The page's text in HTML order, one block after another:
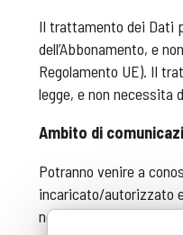
Il trattamento dei Dati
dell’Abbonamento, e
Regolamento UE). Il
legge, e non necessita
Ambito di
Potranno venire a
incaricato/autorizzato
necessità e non